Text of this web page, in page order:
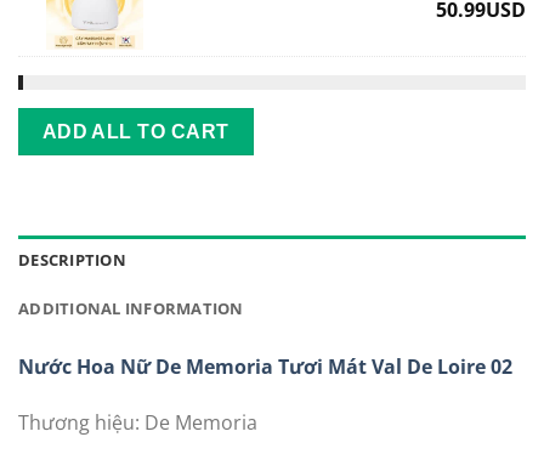
cầm
tay
YHL
50.99USD
ADD ALL TO CART
DESCRIPTION
ADDITIONAL INFORMATION
Nước Hoa Nữ De Memoria Tươi Mát Val De Loire 02
Thương hiệu: De Memoria